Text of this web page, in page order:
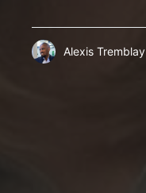
Alexis Tremblay